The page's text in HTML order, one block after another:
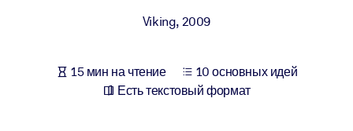
Используйте надежные структурированные знания для
Viking, 2009
15 мин на чтение
10 основных идей
Есть текстовый формат